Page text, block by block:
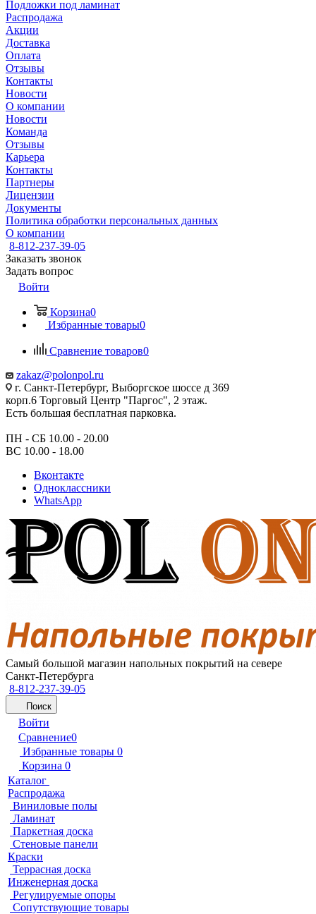
Подложки под ламинат
Распродажа
Акции
Доставка
Оплата
Отзывы
Контакты
Новости
О компании
Новости
Команда
Отзывы
Карьера
Контакты
Партнеры
Лицензии
Документы
Политика обработки персональных данных
О компании
8-812-237-39-05
Заказать звонок
Задать вопрос
Войти
Корзина0
Избранные товары0
Сравнение товаров0
zakaz@polonpol.ru
г. Санкт-Петербург, Выборгское шоссе д 369
корп.6 Торговый Центр "Паргос", 2 этаж.
Есть большая бесплатная парковка.
ПН - СБ 10.00 - 20.00
ВС 10.00 - 18.00
Вконтакте
Одноклассники
WhatsApp
Самый большой магазин напольных покрытий на севере
Санкт-Петербурга
8-812-237-39-05
Поиск
Войти
Сравнение0
Избранные товары 0
Корзина 0
Каталог
Распродажа
Виниловые полы
Ламинат
Паркетная доска
Стеновые панели
Краски
Террасная доска
Инженерная доска
Регулируемые опоры
Сопутствующие товары